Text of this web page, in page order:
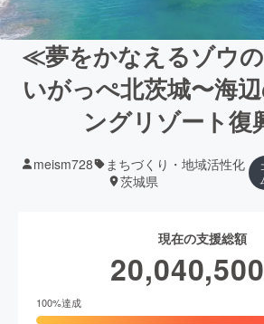
≪夢をかなえるゾウ
いがっぺ北茨城〜海
ングリゾート復
meism728
まちづくり・地域活性化
茨城県
現在の支援総額
20,040,500
100%達成